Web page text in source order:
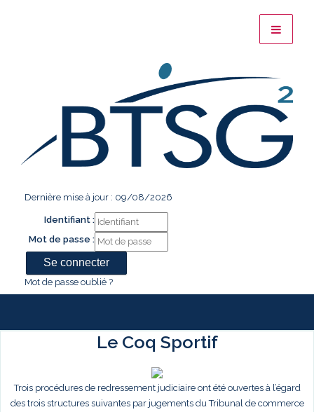
Dernière mise à jour : 09/08/2026
Identifiant :
Mot de passe :
Mot de passe oublié ?
Le Coq Sportif
Trois procédures de redressement judiciaire ont été ouvertes à l’égard
des trois structures suivantes par jugements du Tribunal de commerce